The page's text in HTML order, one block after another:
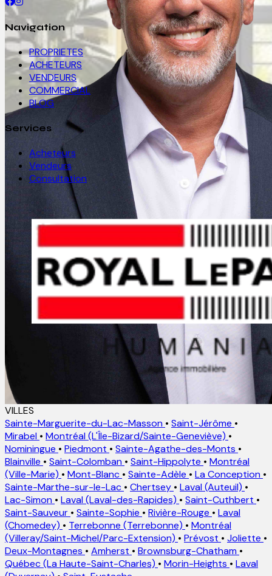
Navigation
PROPRIETES
ACHETEURS
VENDEURS
COMMERCIAL
BLOG
Services
Acheteurs
Vendeurs
Consultation
VILLES
Sainte-Marguerite-du-Lac-Masson • Saint-Jérôme •
Mirabel • Montréal (L'Île-Bizard/Sainte-Geneviève) •
Nominingue • Piedmont • Sainte-Agathe-des-Monts •
Blainville • Saint-Colomban • Saint-Hippolyte • Montréal
(Ville-Marie) • Mont-Blanc • Sainte-Adèle • La Conception •
Sainte-Marthe-sur-le-Lac • Chertsey • Laval (Auteuil) •
Lac-Simon • Laval (Laval-des-Rapides) • Saint-Cuthbert •
Saint-Sauveur • Sainte-Sophie • Rivière-Rouge • Laval
(Chomedey) • Terrebonne (Terrebonne) • Montréal
(Villeray/Saint-Michel/Parc-Extension) • Prévost • Joliette •
Deux-Montagnes • Amherst • Brownsburg-Chatham •
Québec (La Haute-Saint-Charles) • Morin-Heights • Laval